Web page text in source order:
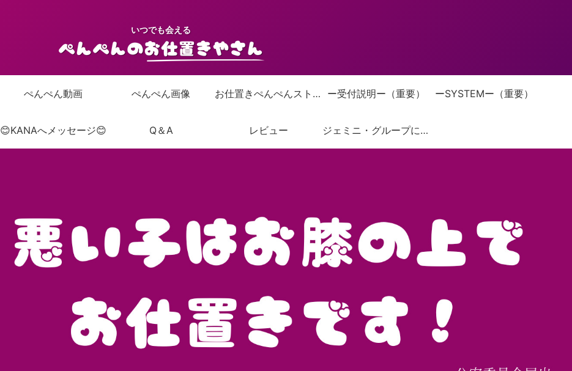
いつでも会える
ぺんぺん動画 ぺんぺん画像 お仕置きぺんぺんストーリー ー受付説明ー（重要） ーSYSTEMー（重要）
😊KANAへメッセージ😊 Q＆A レビュー ジェミニ・グループについて